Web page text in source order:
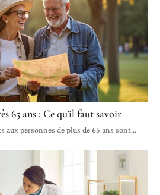
65 ans : Ce qu’il faut savoir
aux personnes de plus de 65 ans sont…